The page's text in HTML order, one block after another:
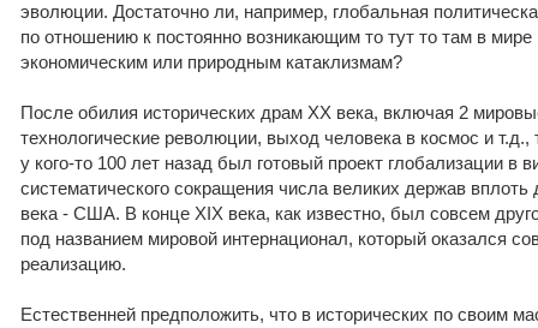
эволюции. Достаточно ли, например, глобальная
по отношению к постоянно возникающим то тут то там в мире
экономическим или природным катаклизмам?
После обилия исторических драм XX века, включая 2
технологические революции, выход человека в космос и т.д.,
у кого-то 100 лет назад был готовый проект глобализации в
систематического сокращения числа великих держав вплоть
века - США. В конце XIX века, как известно, был совсем
под названием мировой интернационал, который оказался
реализацию.
Естественней предположить, что в исторических по своим